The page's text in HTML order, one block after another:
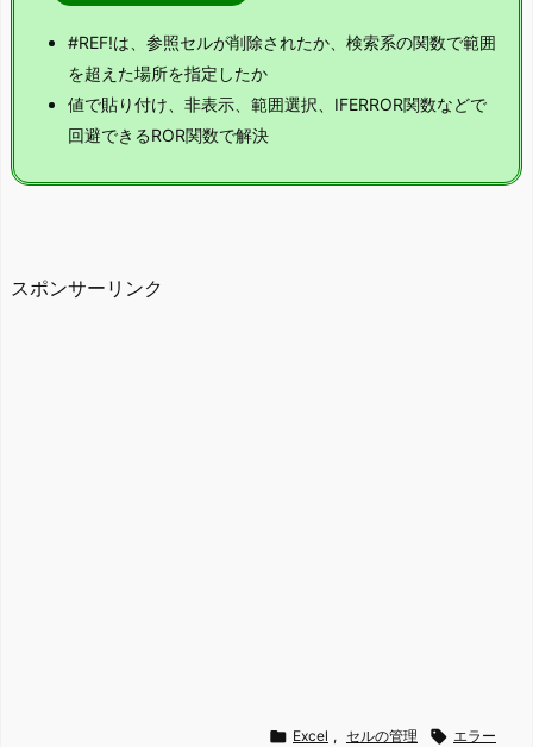
#REF!は、参照セルが削除されたか、検索系の関数で範囲
を超えた場所を指定したか
値で貼り付け、非表示、範囲選択、IFERROR関数などで
回避できるROR関数で解決
スポンサーリンク
 Excel , セルの管理  エラー